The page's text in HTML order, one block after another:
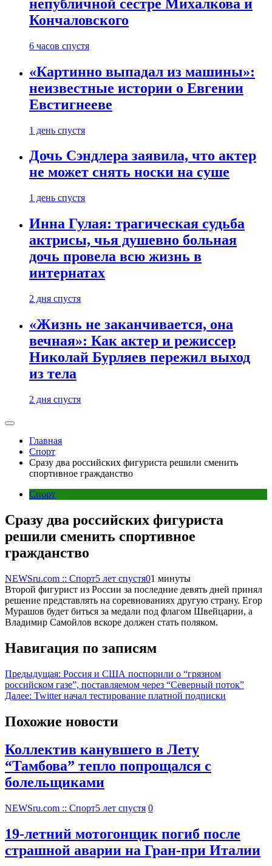
непубличной сестре Михалкова и
Кончаловского
6 часов спустя
«Картинно выпадал из машины»:
неизвестные истории о Евгении
Евстигнееве
1 день спустя
Дочь Сэндлера заявила, что актер
не может снять носки на суше
1 день спустя
Инна Гулая: трагическая судьба
актрисы, чья душевно больная
дочь провела всю жизнь в
интернатах
2 дня спустя
«Жизнь не заканчивается, она
вечная»: Как актер и режиссер
Николай Бурляев пережил выход
из тела
2 дня спустя
Главная
Спорт
Сразу два российских фигуриста решили сменить
спортивное гражданство
Спорт
Сразу два российских фигуриста
решили сменить спортивное
гражданство
NEWSru.com :: Спорт5 лет спустя01 минуты
Второй фигурист из России за последние девять дней принял
решение представлять на соревнованиях другую страну. Егор
Мурашов будет биться за медали под флагом Швейцарии, а
Владимир Самойлов вскоре должен стать поляком.
Навигация по записям
Предыдущая: Россия и США поспорили о “грязном
российском газе”, поставляемом через “Северный поток”
Далее: Twitter начал тестирование платной подписки
Похожие новости
Коллектив канувшего в Лету
“Тамбова” тепло попрощался с
болельщиками
NEWSru.com :: Спорт5 лет спустя 0
19-летний мотогонщик погиб после
страшной аварии на Гран-при Италии